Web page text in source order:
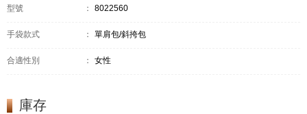
型號 ： 8022560
手袋款式 ： 單肩包/斜挎包
合適性別 ： 女性
庫存